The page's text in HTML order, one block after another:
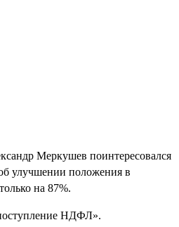
Меркушев поинтересовался
улучшении положения в
на 87%.
НДФЛ».